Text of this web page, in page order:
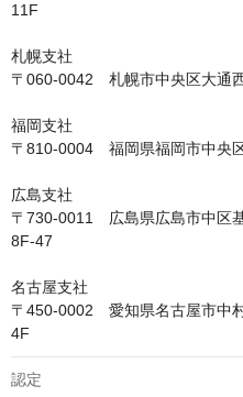
11F
札幌支社
〒060-0042　札幌市中央区大通
福岡支社
〒810-0004　福岡県福岡市中央
広島支社
〒730-0011　広島県広島市中区
8F-47
名古屋支社
〒450-0002　愛知県名古屋市中
認定